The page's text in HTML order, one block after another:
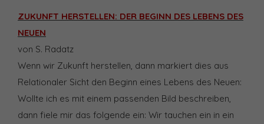
ZUKUNFT HERSTELLEN: DER BEGINN DES LEBENS DES
NEUEN
von S. Radatz
Wenn wir Zukunft herstellen, dann markiert dies aus
Relationaler Sicht den Beginn eines Lebens des Neuen:
Wollte ich es mit einem passenden Bild beschreiben,
dann fiele mir das folgende ein: Wir tauchen ein in ein